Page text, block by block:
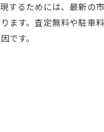
するためには、最新の
ます。査定無料や駐車
です。